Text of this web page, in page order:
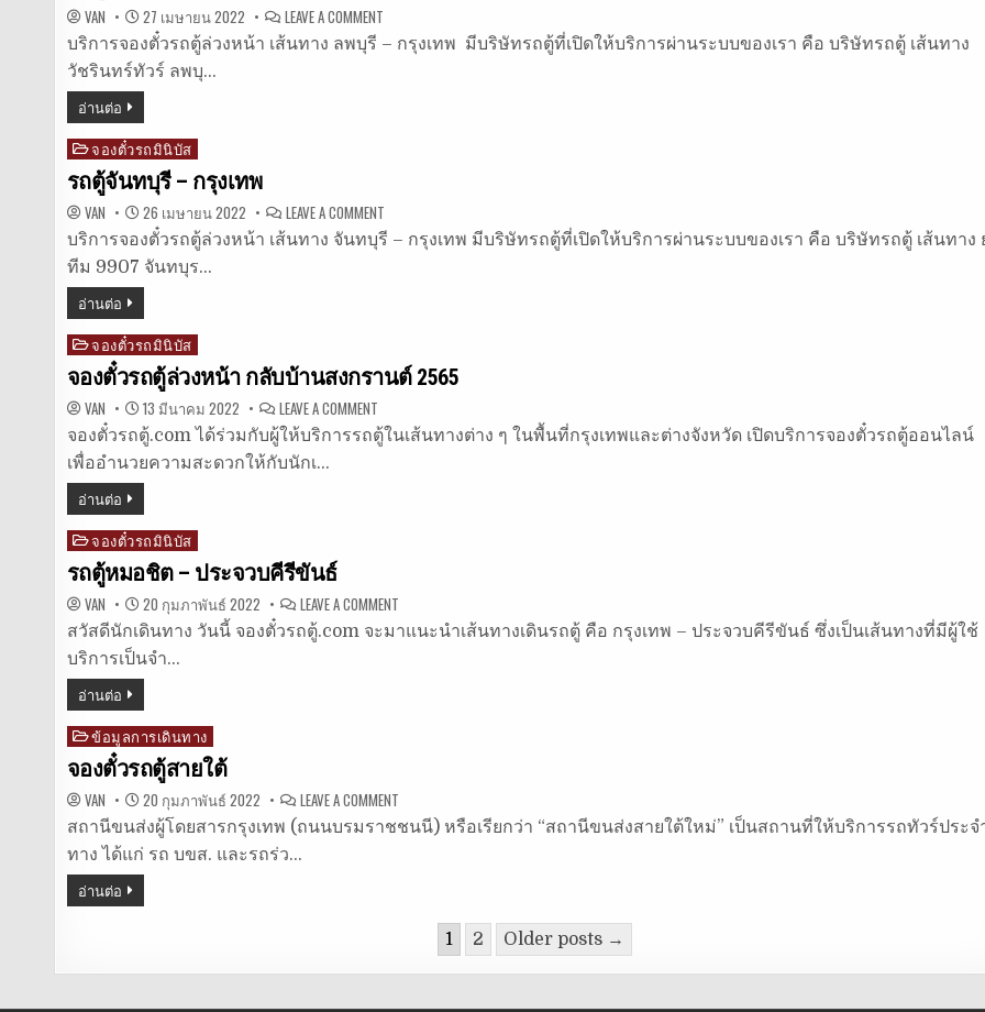
VAN 27 เมษายน 2022 LEAVE A COMMENTON
ตู้
ลพบุรี
บริการจองตั๋วรถตู้ล่วงหน้า เส้นทาง ลพบุรี – กรุงเทพ มีบริษัทรถตู้ที่เปิดให้บริการผ่านระบบของเรา คือ บริษัทรถตู้ เส้นทาง
วัชรินทร์ทัวร์ ลพบุ…
อ่านต่อ
Posted
in
จองตั๋วรถมินิบัส
รถตู้จันทบุรี – กรุงเทพ
VAN 26 เมษายน 2022 LEAVE A COMMENTON
รถ
ตู้
จันทบุรี
บริการจองตั๋วรถตู้ล่วงหน้า เส้นทาง จันทบุรี – กรุงเทพ มีบริษัทรถตู้ที่เปิดให้บริการผ่านระบบของเรา คือ บริษัทรถตู้ เส้นทาง
ทีม 9907 จันทบุร…
อ่านต่อ
Posted
in
จองตั๋วรถมินิบัส
จองตั๋วรถตู้ล่วงหน้า กลับบ้านสงกรานต์ 2565
VAN 13 มีนาคม 2022 LEAVE A COMMENTON
จอง
ตั๋ว
รถ
จองตั๋วรถตู้.com ได้ร่วมกับผู้ให้บริการรถตู้ในเส้นทางต่าง ๆ ในพื้นที่กรุงเทพและต่างจังหวัด เปิดบริการจองตั๋วรถตู้ออนไลน์
เพื่ออำนวยความสะดวกให้กับนักเ…
อ่านต่อ
Posted
in
จองตั๋วรถมินิบัส
รถตู้หมอชิต – ประจวบคีรีขันธ์
VAN 20 กุมภาพันธ์ 2022 LEAVE A COMMENTON
ตู้
สวัสดีนักเดินทาง วันนี้ จองตั๋วรถตู้.com จะมาแนะนำเส้นทางเดินรถตู้ คือ กรุงเทพ – ประจวบคีรีขันธ์ ซึ่งเป็นเส้นทางที่มีผู้ใช้
บริการเป็นจำ…
อ่านต่อ
Posted
in
ข้อมูลการเดินทาง
จองตั๋วรถตู้สายใต้
VAN 20 กุมภาพันธ์ 2022 LEAVE A COMMENTON
ตั๋ว
สถานีขนส่งผู้โดยสารกรุงเทพ (ถนนบรมราชชนนี) หรือเรียกว่า “สถานีขนส่งสายใต้ใหม่” เป็นสถานที่ให้บริการรถทัวร์ประจ
ทาง ได้แก่ รถ บขส. และรถร่ว…
อ่านต่อ
pagination
1 2 Older posts →